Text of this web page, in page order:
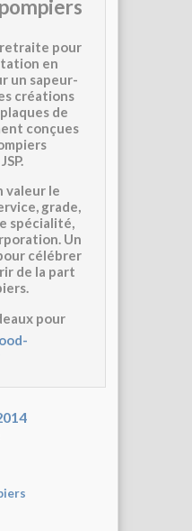
pour
en
un sapeur-
créations
de
conçues
.
valeur le
grade,
spécialité,
Un
célébrer
de la part
.
pour